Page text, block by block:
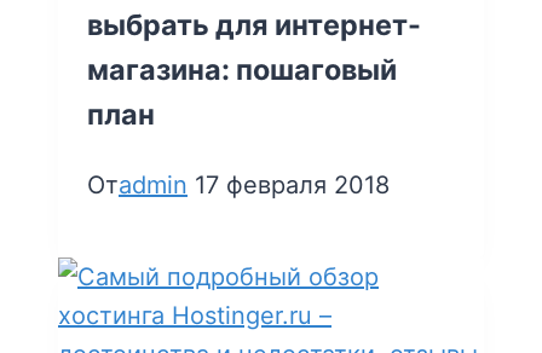
выбрать для интернет-
магазина: пошаговый
план
Отadmin 17 февраля 2018